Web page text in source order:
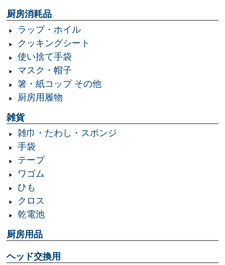
厨房消耗品
ラップ・ホイル
クッキングシート
使い捨て手袋
マスク・帽子
箸・紙コップ その他
厨房用履物
雑貨
雑巾・たわし・スポンジ
手袋
テープ
ワゴム
ひも
クロス
乾電池
厨房用品
ヘッド交換用